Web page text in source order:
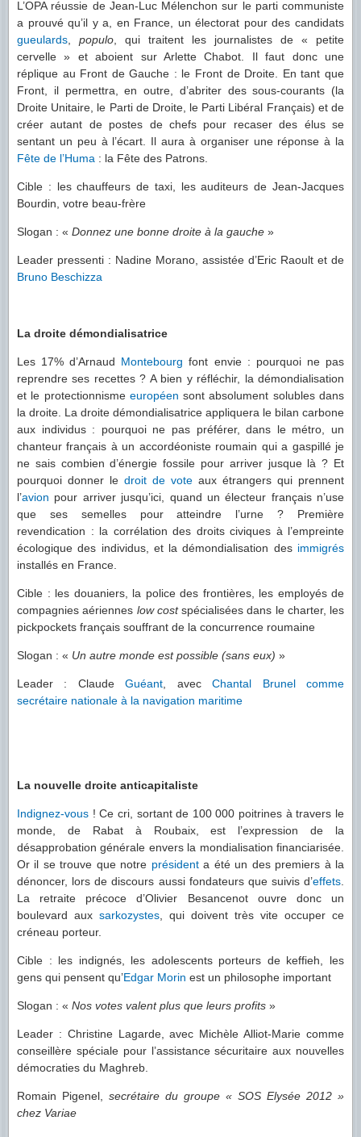
L’OPA réussie de Jean-Luc Mélenchon sur le parti communiste
a prouvé qu’il y a, en France, un électorat pour des candidats
gueulards
populo , qui traitent les journalistes de « petite
cervelle » et aboient sur Arlette Chabot. Il faut donc une
réplique au Front de Gauche : le Front de Droite. En tant que
Front, il permettra, en outre, d’abriter des sous-courants (la
Droite Unitaire, le Parti de Droite, le Parti Libéral Français) et de
créer autant de postes de chefs pour recaser des élus se
sentant un peu à l’écart. Il aura à organiser une réponse à la
Fête de l’Huma : la Fête des Patrons.
Cible : les chauffeurs de taxi, les auditeurs de Jean-Jacques
Bourdin, votre beau-frère
Slogan : « Donnez une bonne droite à la gauche »
Leader pressenti : Nadine Morano, assistée d’Eric Raoult et de
Bruno Beschizza
La droite démondialisatrice
Les 17% d’Arnaud Montebourg font envie : pourquoi ne pas
reprendre ses recettes ? A bien y réfléchir, la démondialisation
et le protectionnisme européen sont absolument solubles dans
la droite. La droite démondialisatrice appliquera le bilan carbone
aux individus : pourquoi ne pas préférer, dans le métro, un
chanteur français à un accordéoniste roumain qui a gaspillé je
ne sais combien d’énergie fossile pour arriver jusque là ? Et
pourquoi donner le droit de vote aux étrangers qui prennent
l’avion pour arriver jusqu’ici, quand un électeur français n’use
que ses semelles pour atteindre l’urne ? Première
revendication : la corrélation des droits civiques à l’empreinte
écologique des individus, et la démondialisation des immigrés
installés en France.
Cible : les douaniers, la police des frontières, les employés de
compagnies aériennes low costspécialisées dans le charter, les
pickpockets français souffrant de la concurrence roumaine
Slogan : « Un autre monde est possible (sans eux) »
Leader : ClaudeGuéant , avecChantal Brunel comme
secrétaire nationale à la navigation maritime
La nouvelle droite anticapitaliste
Indignez-vous ! Ce cri, sortant de 100 000 poitrines à travers le
monde, de Rabat à Roubaix, est l’expression de la
désapprobation générale envers la mondialisation financiarisée.
Or il se trouve que notre présidenta été un des premiers à la
dénoncer, lors de discours aussi fondateurs que suivis d’effets
La retraite précoce d’Olivier Besancenot ouvre donc un
boulevard aux sarkozystes , qui doivent très vite occuper ce
créneau porteur.
Cible : les indignés, les adolescents porteurs de keffieh, les
gens qui pensent qu’Edgar Morin est un philosophe important
Slogan : « Nos votes valent plus que leurs profits »
Leader : Christine Lagarde, avec Michèle Alliot-Marie comme
conseillère spéciale pour l’assistance sécuritaire aux nouvelles
démocraties du Maghreb.
Romain Pigenel, secrétaire du groupe « SOS Elysée 2012 »
chez Variae